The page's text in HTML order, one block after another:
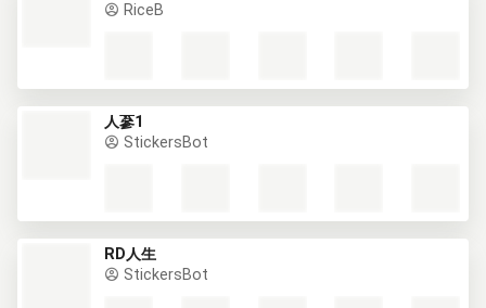
RiceB
人蔘1
StickersBot
RD人生
StickersBot